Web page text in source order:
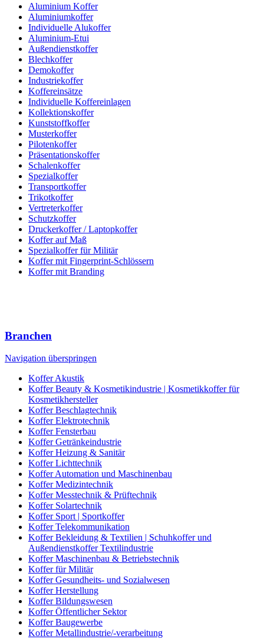
Aluminium Koffer
Aluminiumkoffer
Individuelle Alukoffer
Aluminium-Etui
Außendienstkoffer
Blechkoffer
Demokoffer
Industriekoffer
Koffereinsätze
Individuelle Koffereinlagen
Kollektionskoffer
Kunststoffkoffer
Musterkoffer
Pilotenkoffer
Präsentationskoffer
Schalenkoffer
Spezialkoffer
Transportkoffer
Trikotkoffer
Vertreterkoffer
Schutzkoffer
Druckerkoffer / Laptopkoffer
Koffer auf Maß
Spezialkoffer für Militär
Koffer mit Fingerprint-Schlössern
Koffer mit Branding
Branchen
Navigation überspringen
Koffer Akustik
Koffer Beauty & Kosmetikindustrie | Kosmetikkoffer für
Kosmetikhersteller
Koffer Beschlagtechnik
Koffer Elektrotechnik
Koffer Fensterbau
Koffer Getränkeindustrie
Koffer Heizung & Sanitär
Koffer Lichttechnik
Koffer Automation und Maschinenbau
Koffer Medizintechnik
Koffer Messtechnik & Prüftechnik
Koffer Solartechnik
Koffer Sport | Sportkoffer
Koffer Telekommunikation
Koffer Bekleidung & Textilien | Schuhkoffer und
Außendienstkoffer Textilindustrie
Koffer Maschinenbau & Betriebstechnik
Koffer für Militär
Koffer Gesundheits- und Sozialwesen
Koffer Herstellung
Koffer Bildungswesen
Koffer Öffentlicher Sektor
Koffer Baugewerbe
Koffer Metallindustrie/-verarbeitung